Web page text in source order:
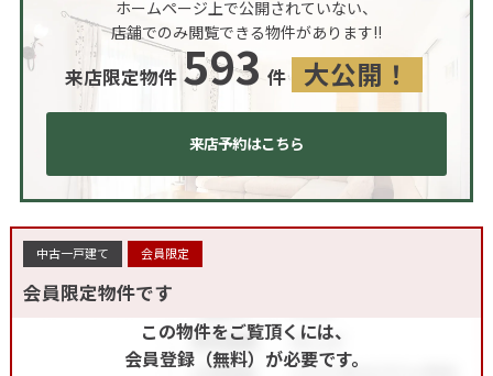
ホームページ上で公開されていない、
店舗でのみ閲覧できる物件があります!!
来店限定物件 593 件 大公開！
来店予約はこちら
中古一戸建て 会員限定
会員限定物件です
この物件をご覧頂くには、
会員登録（無料）が必要です。